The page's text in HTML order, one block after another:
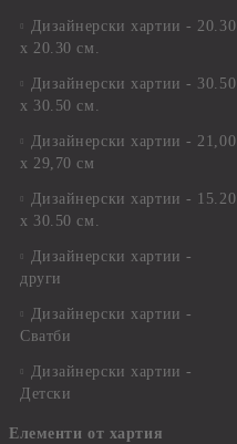
Дизайнерски хартии - 20.30
х 20.30 см.
Дизайнерски хартии - 30.50
х 30.50 см.
Дизайнерски хартии - 21,00
х 29,70 см
Дизайнерски хартии - 15.20
x 30.50 см.
Дизайнерски хартии -
други
Дизайнерски хартии -
Сватби
Дизайнерски хартии -
Детски
Елементи от хартия